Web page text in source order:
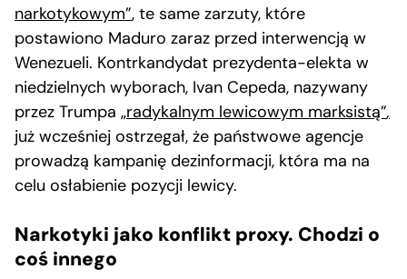
narkotykowym”, te same zarzuty, które
postawiono Maduro zaraz przed interwencją w
Wenezueli. Kontrkandydat prezydenta-elekta w
niedzielnych wyborach, Ivan Cepeda, nazywany
przez Trumpa „radykalnym lewicowym marksistą”,
już wcześniej ostrzegał, że państwowe agencje
prowadzą kampanię dezinformacji, która ma na
celu osłabienie pozycji lewicy.
Narkotyki jako konflikt proxy. Chodzi o
coś innego